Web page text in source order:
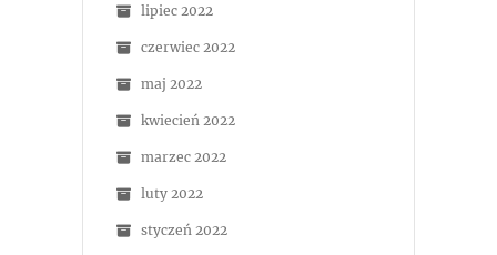
lipiec 2022
czerwiec 2022
maj 2022
kwiecień 2022
marzec 2022
luty 2022
styczeń 2022